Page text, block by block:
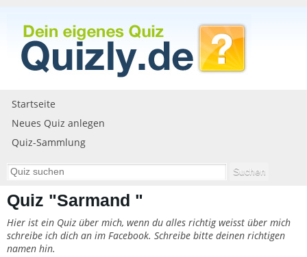
Startseite
Neues Quiz anlegen
Quiz-Sammlung
Quiz "Sarmand "
Hier ist ein Quiz über mich, wenn du alles richtig weisst über mich
schreibe ich dich an im Facebook. Schreibe bitte deinen richtigen
namen hin.